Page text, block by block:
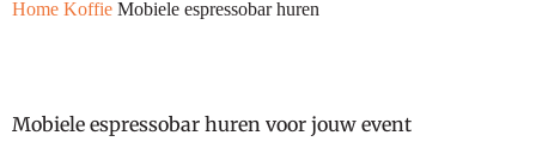
Home Koffie Mobiele espressobar huren
Mobiele espressobar huren voor jouw event